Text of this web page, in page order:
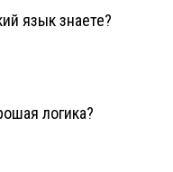
язык знаете?
логика?